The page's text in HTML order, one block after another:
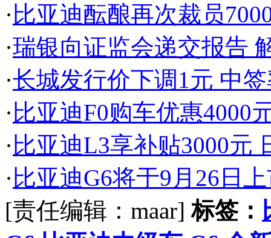
· 比亚迪酝酿再次裁员
·瑞银向证监会递交报告
·长城发行价下调1元 中
· 比亚迪F0购车优惠4000
· 比亚迪L3享补贴3000元
· 比亚迪G6将于9月26日
[责任编辑：maar]标签：